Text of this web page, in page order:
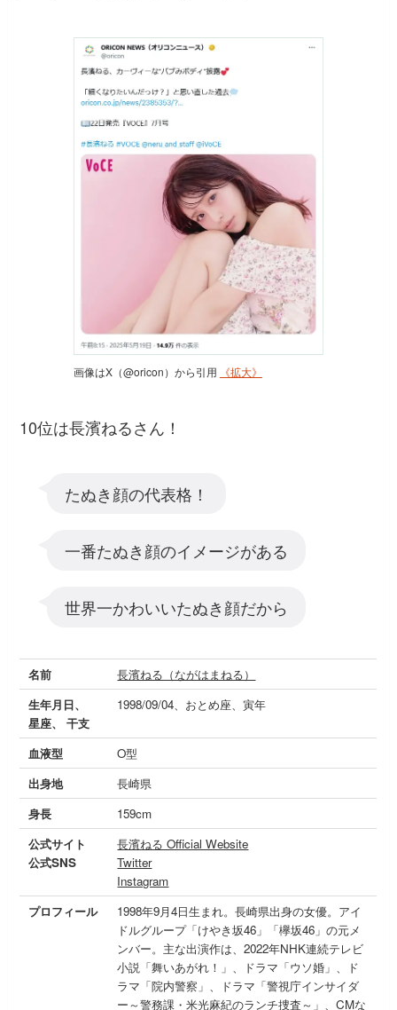
画像はX（@oricon）から引用 《拡大》
10位は長濱ねるさん！
たぬき顔の代表格！
一番たぬき顔のイメージがある
世界一かわいいたぬき顔だから
名前
長濱ねる（ながはまねる）
生年月日、
星座、 干支
1998/09/04、おとめ座、寅年
血液型
O型
出身地
長崎県
身長
159cm
公式サイト
公式SNS
長濱ねる Official Website
Twitter
Instagram
プロフィール
1998年9月4日生まれ。長崎県出身の女優。アイ
ドルグループ「けやき坂46」「欅坂46」の元メ
ンバー。主な出演作は、2022年NHK連続テレビ
小説「舞いあがれ！」、ドラマ「ウソ婚」、ド
ラマ「院内警察」、ドラマ「警視庁インサイダ
ー～警務課・米光麻紀のランチ捜査～」、CMな